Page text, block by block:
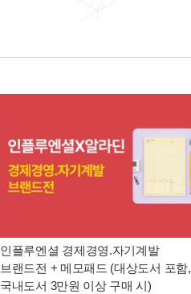
인플루엔셜 경제경영.자기계발
브랜드전 + 메모패드 (대상도서 포함,
국내도서 3만원 이상 구매 시)